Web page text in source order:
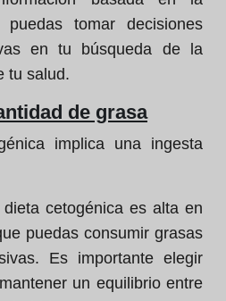
tomar decisiones
en tu búsqueda de la
tu salud.
de grasa
implica una ingesta
cetogénica es alta en
puedas consumir grasas
Es importante elegir
un equilibrio entre